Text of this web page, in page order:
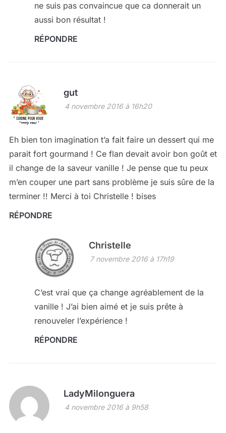
ne suis pas convaincue que ca donnerait un
aussi bon résultat !
RÉPONDRE
gut
4 novembre 2016 à 16h20
Eh bien ton imagination t’a fait faire un dessert qui me
parait fort gourmand ! Ce flan devait avoir bon goût et
il change de la saveur vanille ! Je pense que tu peux
m’en couper une part sans problème je suis sûre de la
terminer !! Merci à toi Christelle ! bises
RÉPONDRE
Christelle
7 novembre 2016 à 17h19
C’est vrai que ça change agréablement de la
vanille ! J’ai bien aimé et je suis prête à
renouveler l’expérience !
RÉPONDRE
LadyMilonguera
4 novembre 2016 à 9h58